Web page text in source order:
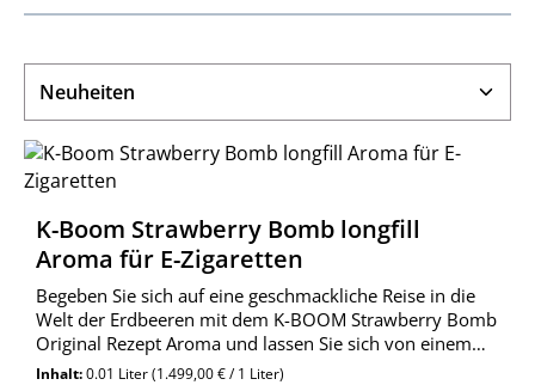
K-Boom Strawberry Bomb longfill
Aroma für E-Zigaretten
Begeben Sie sich auf eine geschmackliche Reise in die
Welt der Erdbeeren mit dem K-BOOM Strawberry Bomb
Original Rezept Aroma und lassen Sie sich von einem
fruchtigen und unvergesslichen Geschmackserlebnis.
Inhalt:0.01 Liter(1.499,00 € / 1 Liter)